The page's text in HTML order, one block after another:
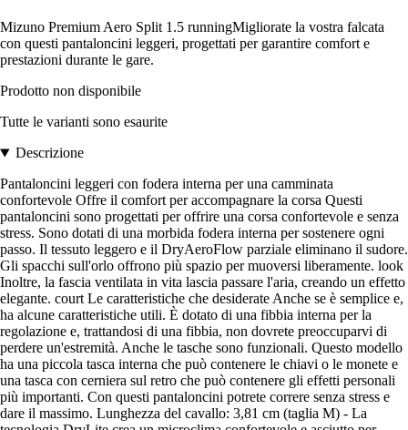
Mizuno Premium Aero Split 1.5 runningMigliorate la vostra falcata
con questi pantaloncini leggeri, progettati per garantire comfort e
prestazioni durante le gare.
Prodotto non disponibile
Tutte le varianti sono esaurite
Descrizione
Pantaloncini leggeri con fodera interna per una camminata
confortevole Offre il comfort per accompagnare la corsa Questi
pantaloncini sono progettati per offrire una corsa confortevole e senza
stress. Sono dotati di una morbida fodera interna per sostenere ogni
passo. Il tessuto leggero e il DryAeroFlow parziale eliminano il sudore.
Gli spacchi sull'orlo offrono più spazio per muoversi liberamente. look
Inoltre, la fascia ventilata in vita lascia passare l'aria, creando un effetto
elegante. court Le caratteristiche che desiderate Anche se è semplice e,
ha alcune caratteristiche utili. È dotato di una fibbia interna per la
regolazione e, trattandosi di una fibbia, non dovrete preoccuparvi di
perdere un'estremità. Anche le tasche sono funzionali. Questo modello
ha una piccola tasca interna che può contenere le chiavi o le monete e
una tasca con cerniera sul retro che può contenere gli effetti personali
più importanti. Con questi pantaloncini potrete correre senza stress e
dare il massimo. Lunghezza del cavallo: 3,81 cm (taglia M) - La